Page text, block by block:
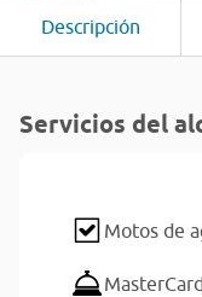
Descripción
Servicios del
Motos de